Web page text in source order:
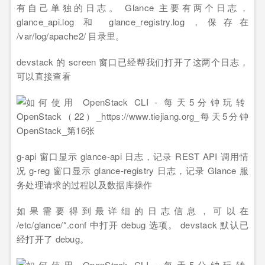
有自己单独的日志。 Glance 主要有两个日志，
glance_api.log 和 glance_registry.log，保存在
/var/log/apache2/ 目录里。
devstack 的 screen 窗口已经帮我们打开了这两个日志，
可以直接查看
g-api 窗口显示 glance-api 日志，记录 REST API 调用情
况 g-reg 窗口显示 glance-registry 日志，记录 Glance 服
务处理请求的过程以及数据库操作
如果需要得到最详细的日志信息，可以在
/etc/glance/*.conf 中打开 debug 选项。 devstack 默认已
经打开了 debug。